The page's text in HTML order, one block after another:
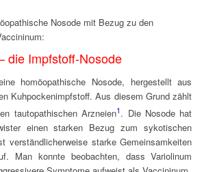
Nosode mit Bezug zu den
die Impfstoff-Nosode
homöopathische Nosode, hergestellt aus
Kuhpockenimpfstoff. Aus diesem Grund zählt
tautopathischen Arzneien1 . Die Nosode hat
einen starken Bezug zum sykotischen
verständlicherweise starke Gemeinsamkeiten
Man konnte beobachten, dass Variolinum